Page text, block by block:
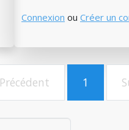
Connexion ou Créer un
Précédent 1